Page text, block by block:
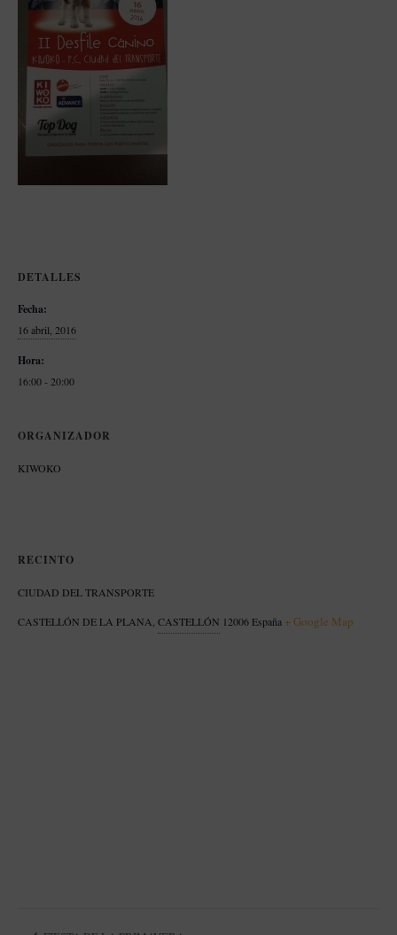
DETALLES
Fecha:
16 abril, 2016
Hora:
16:00 - 20:00
ORGANIZADOR
KIWOKO
RECINTO
CIUDAD DEL TRANSPORTE
CASTELLÓN DE LA PLANA CASTELLÓN 12006 España + Google Map